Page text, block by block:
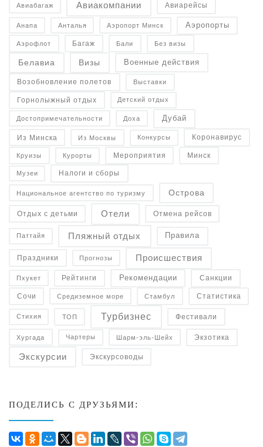
Авиабагаж Авиакомпании Авиарейсы
Анапа Анталья Аэропорт Минск Аэропорты
Аэрофлот Багаж Бали Без визы
Белавиа Визы Военные действия
Возобновление полетов Выставки
Горнолыжный отдых Детский отдых
Достопримечательности Доха Дубай
Из Минска Из Москвы Конкурсы Коронавирус
Круизы Курорты Мероприятия Минск
Музеи Налоги и сборы
Национальное агентство по туризму Острова
Отдых с детьми Отели Отмена рейсов
Паттайя Пляжный отдых Правила
Праздники Прогнозы Происшествия
Пхукет Рейтинги Рекомендации Санкции
Сочи Средиземное море Стамбул Статистика
Стихия ТОП Турбизнес Фестивали
Хургада Чартеры Шарм-эль-Шейх Экзотика
Экскурсии Экскурсоводы
ПОДЕЛИСЬ С ДРУЗЬЯМИ: